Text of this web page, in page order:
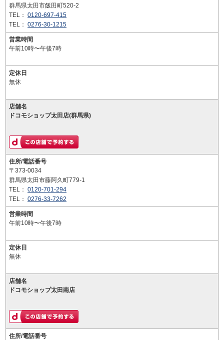
群馬県太田市飯田町520-2
TEL： 0120-697-415
TEL： 0276-30-1215
営業時間
午前10時〜午後7時
定休日
無休
店舗名
ドコモショップ太田店(群馬県)
住所/電話番号
〒373-0034
群馬県太田市藤阿久町779-1
TEL： 0120-701-294
TEL： 0276-33-7262
営業時間
午前10時〜午後7時
定休日
無休
店舗名
ドコモショップ太田南店
住所/電話番号